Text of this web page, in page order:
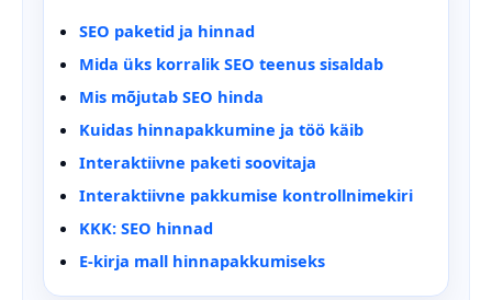
SEO paketid ja hinnad
Mida üks korralik SEO teenus sisaldab
Mis mõjutab SEO hinda
Kuidas hinnapakkumine ja töö käib
Interaktiivne paketi soovitaja
Interaktiivne pakkumise kontrollnimekiri
KKK: SEO hinnad
E-kirja mall hinnapakkumiseks